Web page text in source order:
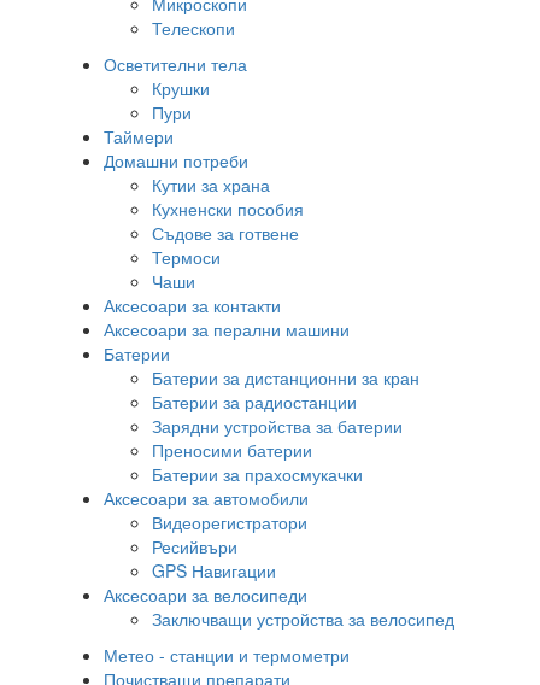
Телескопи
Осветителни тела
Крушки
Пури
Таймери
Домашни потреби
Кутии за храна
Кухненски пособия
Съдове за готвене
Термоси
Чаши
Аксесоари за контакти
Аксесоари за перални машини
Батерии
Батерии за дистанционни за кран
Батерии за радиостанции
Зарядни устройства за батерии
Преносими батерии
Батерии за прахосмукачки
Аксесоари за автомобили
Видеорегистратори
Ресийвъри
GPS Навигации
Аксесоари за велосипеди
Заключващи устройства за велосипед
Метео - станции и термометри
Почистващи препарати